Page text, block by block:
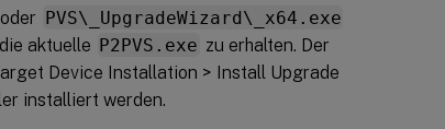
oder PVS\_UpgradeWizard\_x64.exe
aktuelle P2PVS.exe zu erhalten. Der
Device Installation > Install Upgrade
installiert werden.